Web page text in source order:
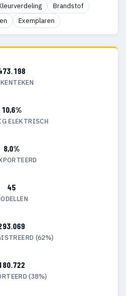
Brandstof
Exemplaren
10,6%
ELEKTRISCH
8,0%
45
(62%)
(38%)